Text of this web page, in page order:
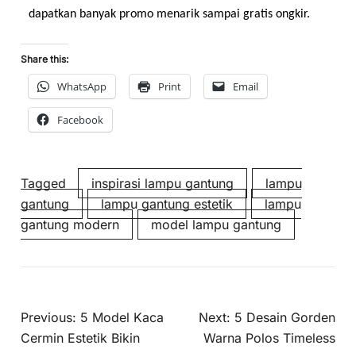
dapatkan banyak promo menarik sampai gratis ongkir.
Share this:
WhatsApp Print Email
Facebook
Tagged inspirasi lampu gantung
lampu
gantung
lampu gantung estetik
lampu
gantung modern
model lampu gantung
Previous: 5 Model Kaca
Cermin Estetik Bikin
Next: 5 Desain Gorden
Warna Polos Timeless